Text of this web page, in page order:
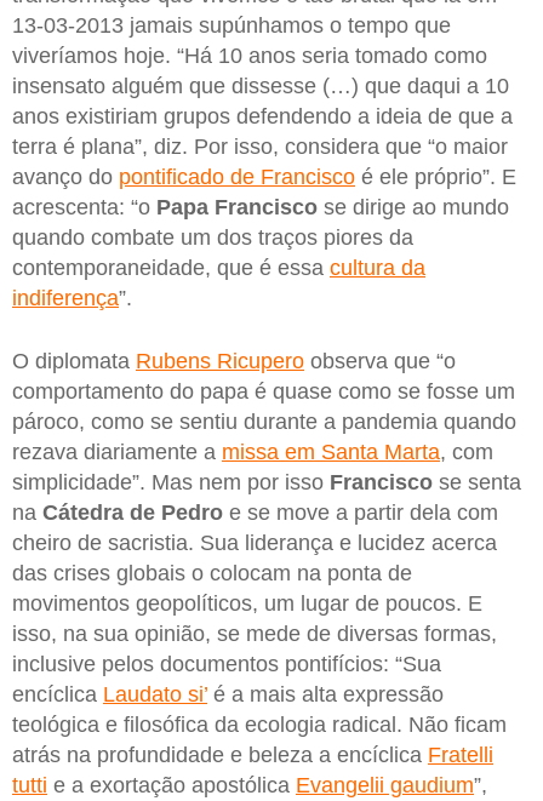
13-03-2013 jamais supúnhamos o tempo que
viveríamos hoje. “Há 10 anos seria tomado como
insensato alguém que dissesse (…) que daqui a 10
anos existiriam grupos defendendo a ideia de que a
terra é plana”, diz. Por isso, considera que “o maior
avanço do pontificado de Francisco é ele próprio”. E
acrescenta: “o Papa Francisco se dirige ao mundo
quando combate um dos traços piores da
contemporaneidade, que é essa cultura da
indiferença”.
O diplomata Rubens Ricupero observa que “o
comportamento do papa é quase como se fosse um
pároco, como se sentiu durante a pandemia quando
rezava diariamente a missa em Santa Marta, com
simplicidade”. Mas nem por isso Francisco se senta
na Cátedra de Pedro e se move a partir dela com
cheiro de sacristia. Sua liderança e lucidez acerca
das crises globais o colocam na ponta de
movimentos geopolíticos, um lugar de poucos. E
isso, na sua opinião, se mede de diversas formas,
inclusive pelos documentos pontifícios: “Sua
encíclica Laudato si’ é a mais alta expressão
teológica e filosófica da ecologia radical. Não ficam
atrás na profundidade e beleza a encíclica Fratelli
tutti e a exortação apostólica Evangelii gaudium”,